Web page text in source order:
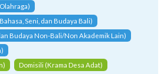
Seni, dan Budaya Bali)
Budaya Non-Bali/Non Akademik Lain)
Domisili (Krama Desa Adat)